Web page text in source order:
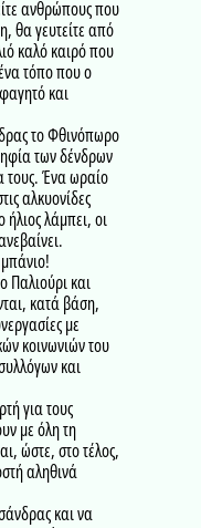
ανθρώπους που
θα γευτείτε από
καλό καιρό που
τόπο που ο
και
το Φθινόπωρο
των δένδρων
τους. Ένα ωραίο
αλκυονίδες
ήλιος λάμπει, οι
Παλιούρι και
κατά βάση,
με
κοινωνιών του
και
για τους
με όλη τη
ώστε, στο τέλος,
αληθινά
και να